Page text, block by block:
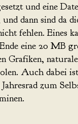
und eine
dann sind da
fehlen. Eines
eine 20 MB
Grafiken,
Auch dabei
zum